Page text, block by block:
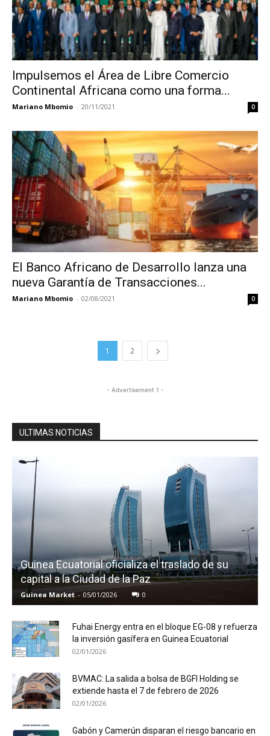
Impulsemos el Área de Libre Comercio
Continental Africana como una forma...
Mariano Mbomio - 20/11/2021 0
El Banco Africano de Desarrollo lanza una
nueva Garantía de Transacciones...
Mariano Mbomio - 02/08/2021 0
1 2
- Advertisement 1 -
ULTIMAS NOTICIAS
Guinea Ecuatorial oficializa el traslado de su
capital a la Ciudad de la Paz
Guinea Market - 05/01/2026 0
Fuhai Energy entra en el bloque EG-08 y refuerza
la inversión gasífera en Guinea Ecuatorial
02/01/2026
BVMAC: La salida a bolsa de BGFI Holding se
extiende hasta el 7 de febrero de 2026
02/01/2026
Gabón y Camerún disparan el riesgo bancario en